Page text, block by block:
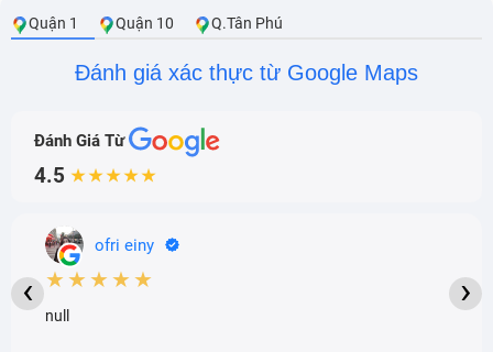
Quận 1 Quận 10 Q.Tân Phú
Đánh giá xác thực từ Google Maps
Đánh Giá Từ
4.5 ★★★★★
ofri einy
★★★★★
null
‹ ›